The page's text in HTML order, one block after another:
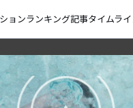
ョンランキング記事タイムラ